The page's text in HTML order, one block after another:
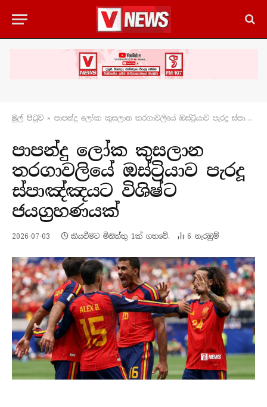
මුල් පිටු​ව » පාපන්දු ලෝක කුසලාන තරගාවලියේ ඔස්ට්‍රියාව පැරදූ ස්පාඤ්ඤයට විශිෂ්ට ජයග්‍රහණයක්
පාපන්දු ලෝක කුසලාන
තරගාවලියේ ඔස්ට්‍රියාව පැරදූ
ස්පාඤ්ඤයට විශිෂ්ට
ජයග්‍රහණයක්
2026-07-03 කියවීමට මිනිත්තු 1ක් ගතවේ. 6 නැරඹු​ම්